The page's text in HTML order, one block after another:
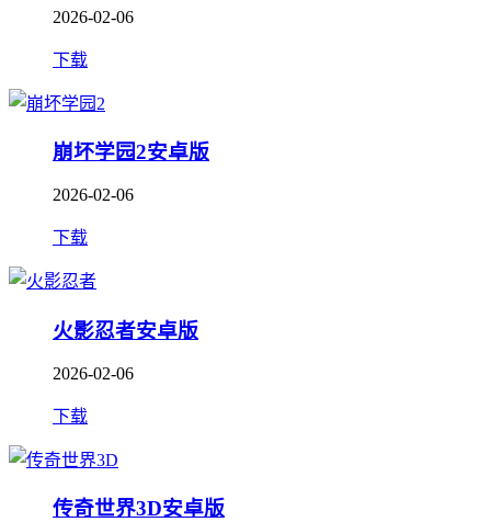
2026-02-06
下载
崩坏学园2安卓版
2026-02-06
下载
火影忍者安卓版
2026-02-06
下载
传奇世界3D安卓版